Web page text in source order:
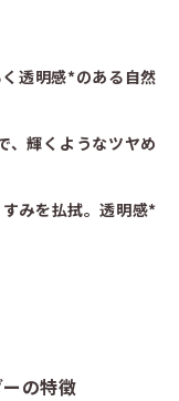
透明感*のある自然
、輝くようなツヤめ
みを払拭。透明感*
の特徴